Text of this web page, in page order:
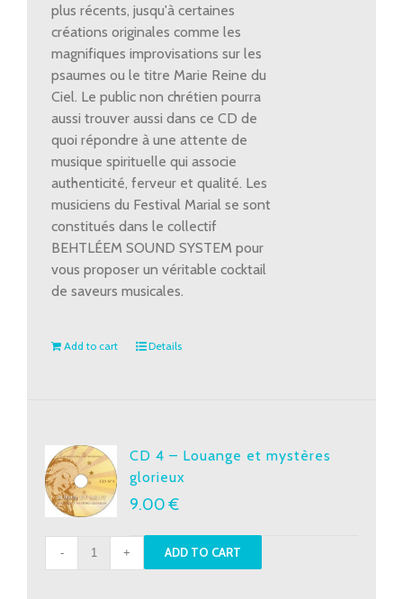
plus récents, jusqu'à certaines
créations originales comme les
magnifiques improvisations sur les
psaumes ou le titre Marie Reine du
Ciel. Le public non chrétien pourra
aussi trouver aussi dans ce CD de
quoi répondre à une attente de
musique spirituelle qui associe
authenticité, ferveur et qualité. Les
musiciens du Festival Marial se sont
constitués dans le collectif
BEHTLÉEM SOUND SYSTEM pour
vous proposer un véritable cocktail
de saveurs musicales.
Add to cart Details
CD 4 – Louange et mystères
glorieux
9.00€
CD
ADD TO CART